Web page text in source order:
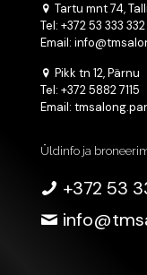
Tartu mnt 74,
Tel: +372 53 333 332
Email:
Pikk tn 12, Pärnu
Tel: +372 5882 7115
Email:
Üldinfo ja
+372 53